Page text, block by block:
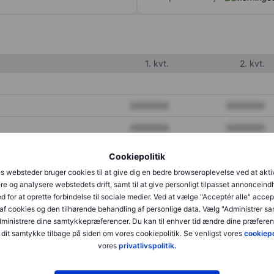
Cookiepolitik
websteder bruger cookies til at give dig en bedre browseroplevelse ved at
og analysere webstedets drift, samt til at give personligt tilpasset
for at oprette forbindelse til sociale medier. Ved at vælge "Acceptér alle"
cookies og den tilhørende behandling af personlige data. Vælg "Administrer
dine samtykkepræferencer. Du kan til enhver tid ændre dine
samtykke tilbage på siden om vores cookiepolitik. Se venligst vores
vores privatlivspolitik.
1. kvt. 2. kvt.
XXXXXXX XXXXXXX
XXXXXXX